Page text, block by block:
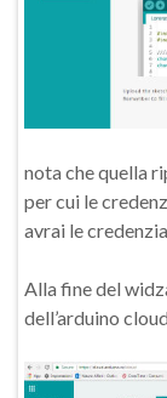
nota che quella
per cui le
avrai le
Alla fine del
dell’arduino